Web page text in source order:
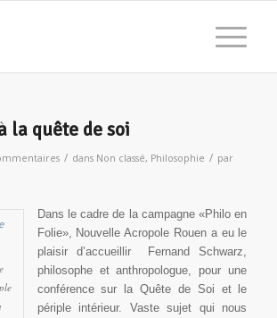
la quête de soi
/ dans Non classé, Philosophie / par
Dans le cadre de la campagne «Philo en
Folie», Nouvelle Acropole Rouen a eu le
plaisir d’accueillir Fernand Schwarz,
philosophe et anthropologue, pour une
conférence sur la Quête de Soi et le
périple intérieur. Vaste sujet qui nous